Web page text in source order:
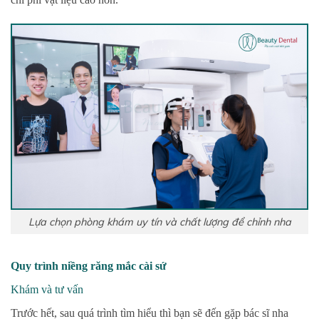
Lựa chọn phòng khám uy tín và chất lượng để chỉnh nha
Quy trình niềng răng mắc cài sứ
Khám và tư vấn
Trước hết, sau quá trình tìm hiểu thì bạn sẽ đến gặp bác sĩ nha